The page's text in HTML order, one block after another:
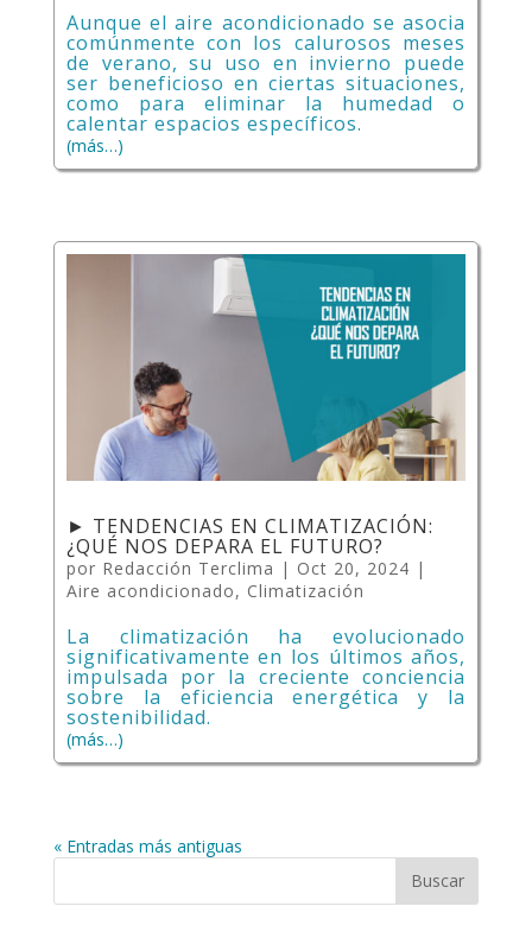
Aunque el aire acondicionado se asocia
comúnmente con los calurosos meses
de verano, su uso en invierno puede
ser beneficioso en ciertas situaciones,
como para eliminar la humedad o
calentar espacios específicos.
(más…)
► TENDENCIAS EN CLIMATIZACIÓN:
¿QUÉ NOS DEPARA EL FUTURO?
por Redacción Terclima | Oct 20, 2024 |
Aire acondicionado, Climatización
La climatización ha evolucionado
significativamente en los últimos años,
impulsada por la creciente conciencia
sobre la eficiencia energética y la
sostenibilidad.
(más…)
« Entradas más antiguas